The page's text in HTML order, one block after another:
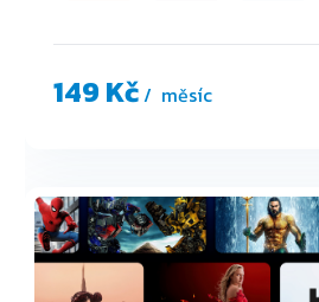
149 Kč/ měsíc